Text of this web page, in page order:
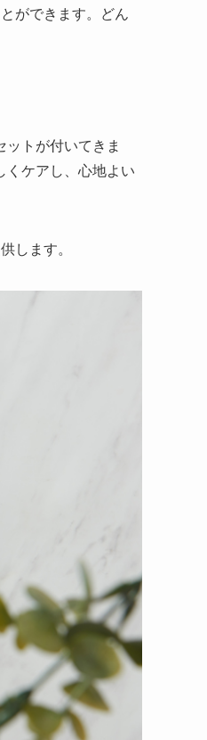
ができます。どん
トが付いてきま
くケアし、心地よい
します。